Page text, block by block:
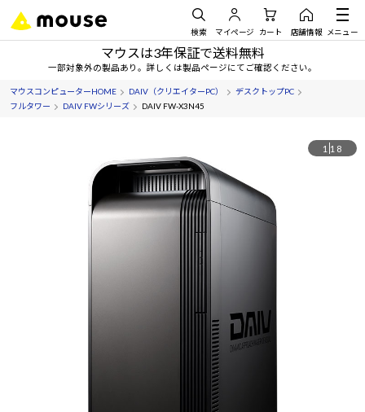
検索 マイページ カート 店舗情報 メニュー
マウスは3年保証で送料無料
一部対象外の製品あり。詳しくは製品ページにてご確認ください。
マウスコンピューターHOME DAIV（クリエイターPC）
デスクトップPC
フルタワー
DAIV FWシリーズ DAIV FW-X3N45
1 18